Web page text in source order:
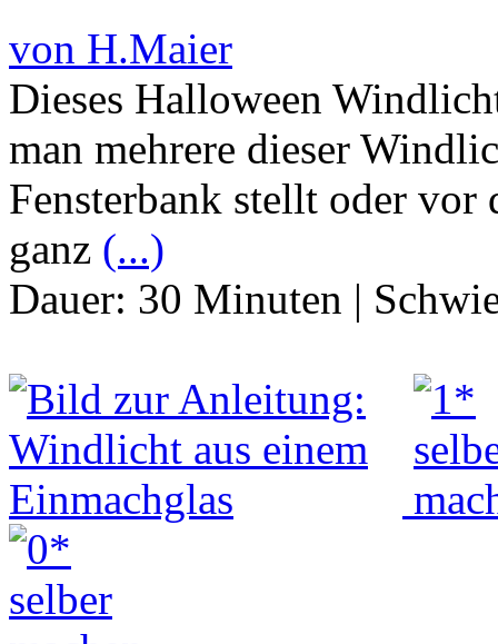
von H.Maier
Dieses Halloween
man mehrere dieser
Fensterbank stellt oder vor
ganz (...)
Dauer: 30 Minuten |